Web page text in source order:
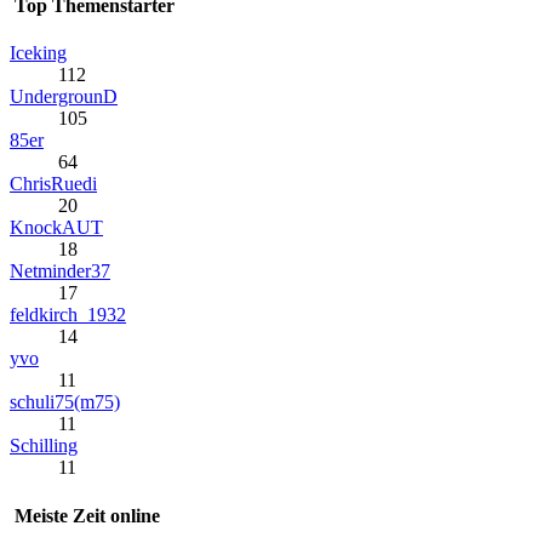
Top Themenstarter
Iceking
112
UndergrounD
105
85er
64
ChrisRuedi
20
KnockAUT
18
Netminder37
17
feldkirch_1932
14
yvo
11
schuli75(m75)
11
Schilling
11
Meiste Zeit online